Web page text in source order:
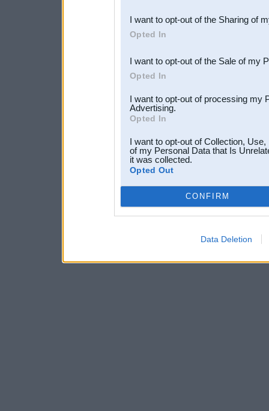
Downstream Participants
third parties.
I want to opt-out of the Sharing of
Opted In
I want to opt-out of the Sale of my
Opted In
I want to opt-out of processing my
Advertising.
Opted In
I want to opt-out of Collection,
of my Personal Data that Is
it was collected.
Opted Out
CONFIRM
Data Deletion